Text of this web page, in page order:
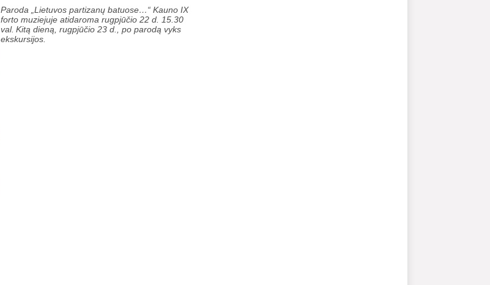
Paroda „Lietuvos partizanų batuose…“ Kauno IX
forto muziejuje atidaroma rugpjūčio 22 d. 15.30
val. Kitą dieną, rugpjūčio 23 d., po parodą vyks
ekskursijos.